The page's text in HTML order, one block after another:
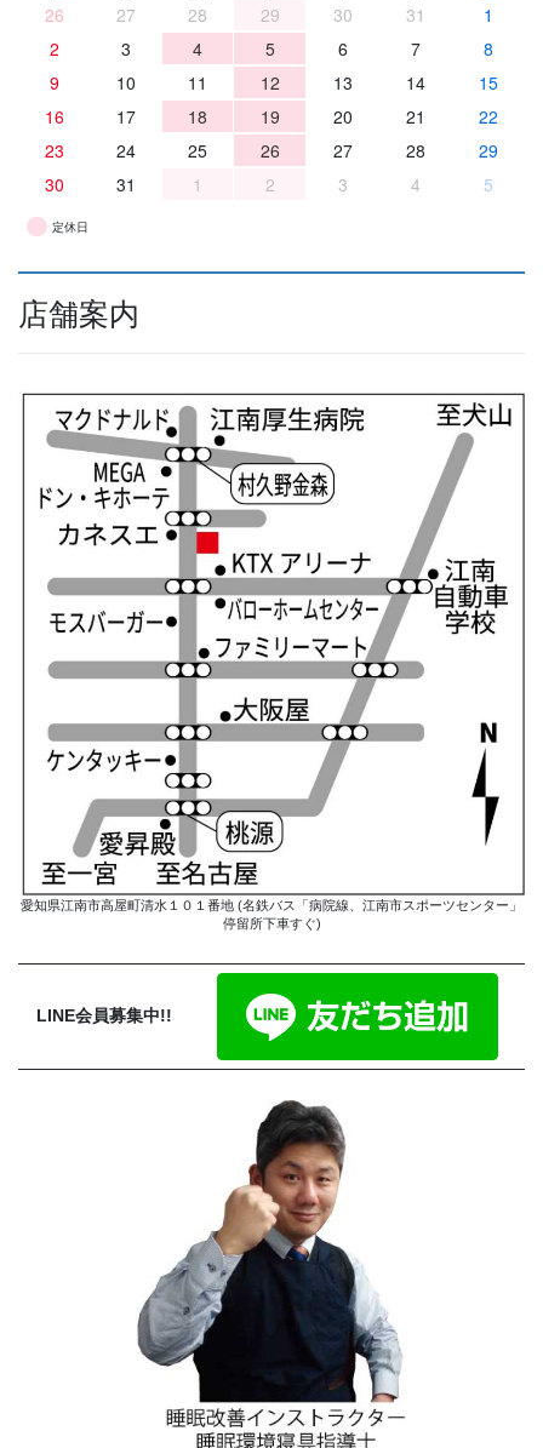
26 27 28 29 30 31
1
2
3 4 5 6 7
8
9
10 11 12 13 14
15
16
17 18 19 20 21
22
23
24 25 26 27 28
29
30
31 1 2 3 4 5
定休日
店舗案内
愛知県江南市高屋町清水１０１番地 (名鉄バス「病院線、江南市スポーツセンター」
停留所下車すぐ)
LINE会員募集中!!